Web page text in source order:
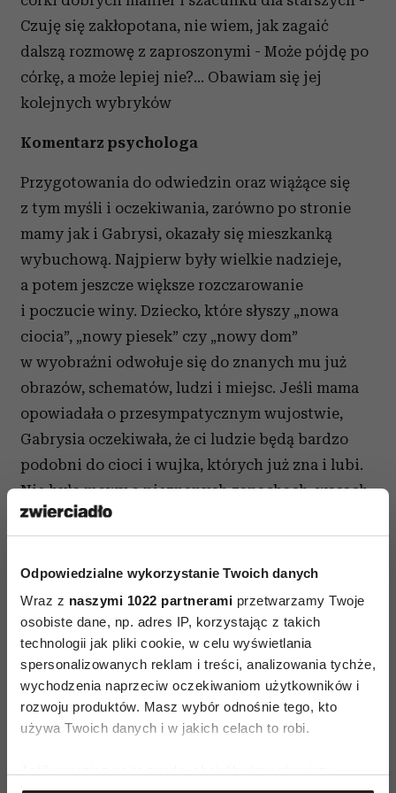
Odpowiedzialne wykorzystanie Twoich danych
Wraz z naszymi 1022 partnerami przetwarzamy Twoje
osobiste dane, np. adres IP, korzystając z takich
technologii jak pliki cookie, w celu wyświetlania
spersonalizowanych reklam i treści, analizowania tychże,
wychodzenia naprzeciw oczekiwaniom użytkowników i
rozwoju produktów. Masz wybór odnośnie tego, kto
używa Twoich danych i w jakich celach to robi.
Czuję się zakłopotana, nie wiem, jak zagaić
dalszą rozmowę z zaproszonymi - Może pójdę po
córkę, a może lepiej nie?... Obawiam się jej
kolejnych wybryków
Komentarz psychologa
Przygotowania do odwiedzin oraz wiążące się
z tym myśli i oczekiwania, zarówno po stronie
mamy jak i Gabrysi, okazały się mieszkanką
wybuchową. Najpierw były wielkie nadzieje,
a potem jeszcze większe rozczarowanie
i poczucie winy. Dziecko, które słyszy „nowa
ciocia”, „nowy piesek” czy „nowy dom”
w wyobraźni odwołuje się do znanych mu już
obrazów, schematów, ludzi i miejsc. Jeśli mama
opowiadała o przesympatycznym wujostwie,
Gabrysia oczekiwała, że ci ludzie będą bardzo
podobni do cioci i wujka, których już zna i lubi.
Nie było mowy o nieznanych zapachach, wąsach
i całowaniu. Dla dziewczynki to było wielkie
zaskoczenie. Dorośli ludzie także niekoniecznie
lubią, kiedy zupełnie obce osoby całują ich
w policzek. Warto tu sobie przypomnieć
składanie życzeń wigilijnych, kiedy musimy się
ściskać z kimś, kogo nie lubimy lub nie znamy,
kto ma spocone dłonie, brzydko pachnie etc.
Zauważmy, że cały misterny plan miłego
spotkania, a przynajmniej dobrego pierwszego
Gabrysia miała się pięknie przywitać, po czym